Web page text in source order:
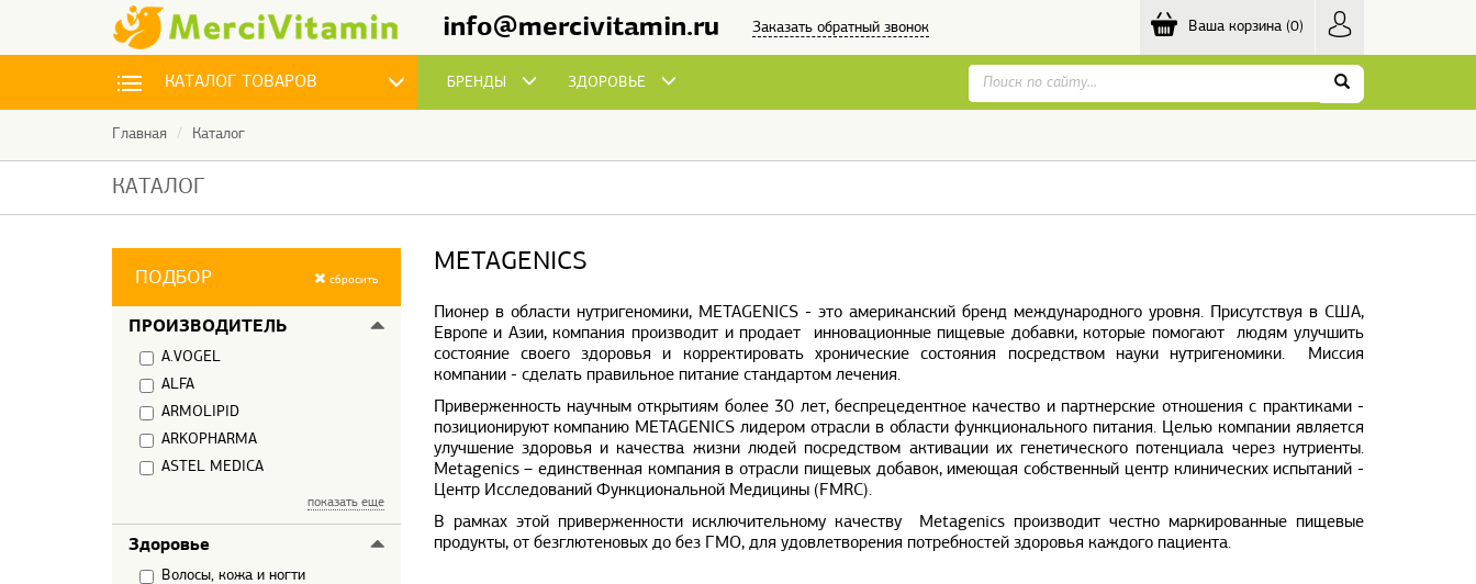
info@mercivitamin.ru Заказать обратный звонок Ваша корзина (0)
КАТАЛОГ ТОВАРОВ
ПИЩЕВЫЕ ДОБАВКИ
ПРОБИОТИКИ
РЫБИЙ ЖИР И ОМЕГА
БРЕНДЫ ЗДОРОВЬЕ
Главная Каталог
КАТАЛОГ
ПОДБОР сбросить
ПРОИЗВОДИТЕЛЬ
A.VOGEL
ALFA
ARMOLIPID
ARKOPHARMA
ASTEL MEDICA
показать еще
Здоровье
Волосы, кожа и ногти
METAGENICS
Пионер в области нутригеномики, METAGENICS - это американский бренд международного уровня. Присутствуя в США,
Европе и Азии, компания производит и продает инновационные пищевые добавки, которые помогают людям улучшить
состояние своего здоровья и корректировать хронические состояния посредством науки нутригеномики. Миссия
компании - сделать правильное питание стандартом лечения.
Приверженность научным открытиям более 30 лет, беспрецедентное качество и партнерские отношения с практиками -
позиционируют компанию METAGENICS лидером отрасли в области функционального питания. Целью компании является
улучшение здоровья и качества жизни людей посредством активации их генетического потенциала через нутриенты.
Metagenics – единственная компания в отрасли пищевых добавок, имеющая собственный центр клинических испытаний -
Центр Исследований Функциональной Медицины (FMRC).
В рамках этой приверженности исключительному качеству Metagenics производит честно маркированные пищевые
продукты, от безглютеновых до без ГМО, для удовлетворения потребностей здоровья каждого пациента.